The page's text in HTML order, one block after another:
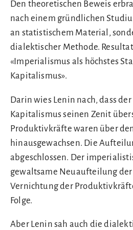
Den theoretischen Beweis
nach einem gründlichen
an statistischem Material,
dialektischer Methode.
«Imperialismus als höchstes
Kapitalismus».
Darin wies Lenin nach, dass
Kapitalismus seinen Zenit
Produktivkräfte waren über
hinausgewachsen. Die
abgeschlossen. Der
gewaltsame Neuaufteilung
Vernichtung der
Folge.
Aber Lenin sah auch die